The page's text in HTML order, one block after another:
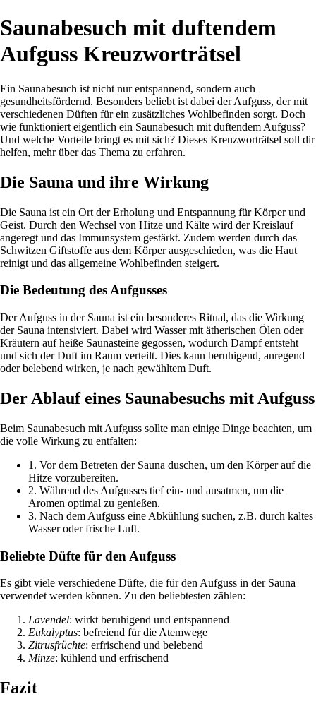
Saunabesuch mit duftendem
Aufguss Kreuzworträtsel
Ein Saunabesuch ist nicht nur entspannend, sondern auch
gesundheitsfördernd. Besonders beliebt ist dabei der Aufguss, der mit
verschiedenen Düften für ein zusätzliches Wohlbefinden sorgt. Doch
wie funktioniert eigentlich ein Saunabesuch mit duftendem Aufguss?
Und welche Vorteile bringt es mit sich? Dieses Kreuzworträtsel soll dir
helfen, mehr über das Thema zu erfahren.
Die Sauna und ihre Wirkung
Die Sauna ist ein Ort der Erholung und Entspannung für Körper und
Geist. Durch den Wechsel von Hitze und Kälte wird der Kreislauf
angeregt und das Immunsystem gestärkt. Zudem werden durch das
Schwitzen Giftstoffe aus dem Körper ausgeschieden, was die Haut
reinigt und das allgemeine Wohlbefinden steigert.
Die Bedeutung des Aufgusses
Der Aufguss in der Sauna ist ein besonderes Ritual, das die Wirkung
der Sauna intensiviert. Dabei wird Wasser mit ätherischen Ölen oder
Kräutern auf heiße Saunasteine gegossen, wodurch Dampf entsteht
und sich der Duft im Raum verteilt. Dies kann beruhigend, anregend
oder belebend wirken, je nach gewähltem Duft.
Der Ablauf eines Saunabesuchs mit Aufguss
Beim Saunabesuch mit Aufguss sollte man einige Dinge beachten, um
die volle Wirkung zu entfalten:
1. Vor dem Betreten der Sauna duschen, um den Körper auf die
Hitze vorzubereiten.
2. Während des Aufgusses tief ein- und ausatmen, um die
Aromen optimal zu genießen.
3. Nach dem Aufguss eine Abkühlung suchen, z.B. durch kaltes
Wasser oder frische Luft.
Beliebte Düfte für den Aufguss
Es gibt viele verschiedene Düfte, die für den Aufguss in der Sauna
verwendet werden können. Zu den beliebtesten zählen:
Lavendel: wirkt beruhigend und entspannend
Eukalyptus: befreiend für die Atemwege
Zitrusfrüchte: erfrischend und belebend
Minze: kühlend und erfrischend
Fazit